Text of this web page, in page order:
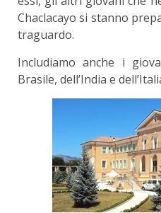
Chaclacayo si stanno
traguardo.
Includiamo anche i
Brasile, dell’India e